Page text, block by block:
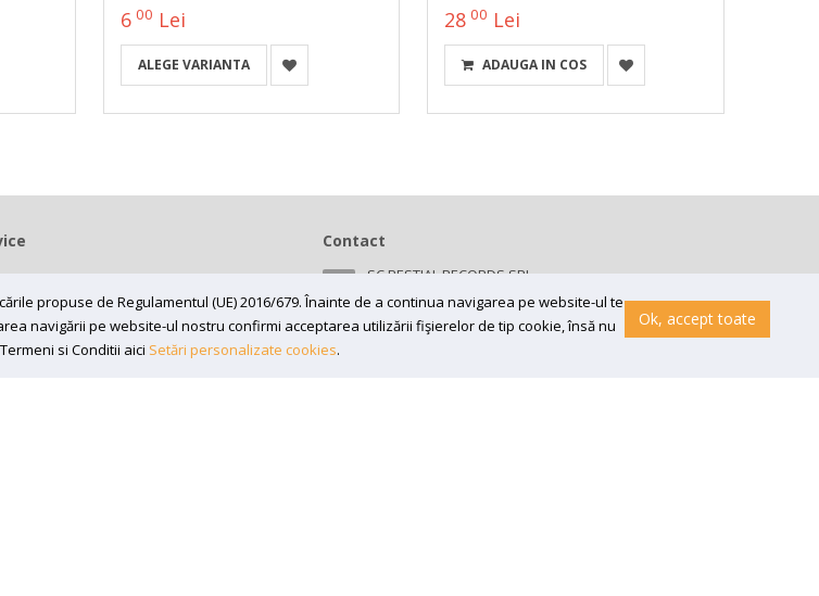
6 00 Lei
ALEGE VARIANTA
28 00 Lei
ADAUGA IN COS
propuse de Regulamentul (UE) 2016/679. Înainte de a continua navigarea pe website-ul te
navigării pe website-ul nostru confirmi acceptarea utilizării fişierelor de tip cookie, însă nu
si Conditii aici Setări personalizate cookies.
Ok, accept toate
Contact
SC BESTIAL RECORDS SRL
Bv 16 Decembrie 1989 nr 43, in curte la Neuromed,
300218, Timisoara